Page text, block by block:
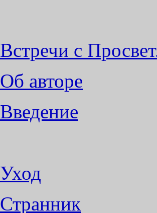
Встречи с
Об авторе
Введение
Уход
Странник